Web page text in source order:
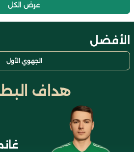
عرض الكل
الأفضل
الجهوي الأول
هداف